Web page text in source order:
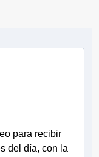
para recibir
del día, con la